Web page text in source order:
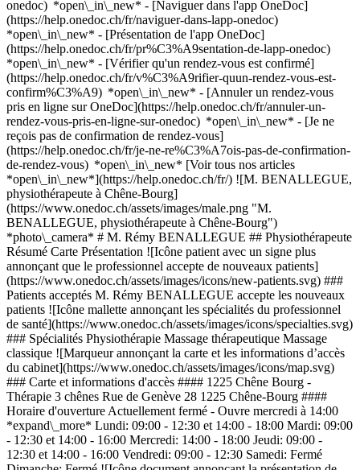
onedoc) *open\_in\_new* - [Naviguer dans l'app OneDoc]
(https://help.onedoc.ch/fr/naviguer-dans-lapp-onedoc)
*open\_in\_new* - [Présentation de l'app OneDoc]
(https://help.onedoc.ch/fr/pr%C3%A9sentation-de-lapp-onedoc)
*open\_in\_new* - [Vérifier qu'un rendez-vous est confirmé]
(https://help.onedoc.ch/fr/v%C3%A9rifier-quun-rendez-vous-est-
confirm%C3%A9) *open\_in\_new* - [Annuler un rendez-vous
pris en ligne sur OneDoc](https://help.onedoc.ch/fr/annuler-un-
rendez-vous-pris-en-ligne-sur-onedoc) *open\_in\_new* - [Je ne
reçois pas de confirmation de rendez-vous]
(https://help.onedoc.ch/fr/je-ne-re%C3%A7ois-pas-de-confirmation-
de-rendez-vous) *open\_in\_new* [Voir tous nos articles
*open\_in\_new*](https://help.onedoc.ch/fr/) ![M. BENALLEGUE,
physiothérapeute à Chêne-Bourg]
(https://www.onedoc.ch/assets/images/male.png "M.
BENALLEGUE, physiothérapeute à Chêne-Bourg")
*photo\_camera* # M. Rémy BENALLEGUE ## Physiothérapeute
Résumé Carte Présentation ![Icône patient avec un signe plus
annonçant que le professionnel accepte de nouveaux patients]
(https://www.onedoc.ch/assets/images/icons/new-patients.svg) ###
Patients acceptés M. Rémy BENALLEGUE accepte les nouveaux
patients ![Icône mallette annonçant les spécialités du professionnel
de santé](https://www.onedoc.ch/assets/images/icons/specialties.svg)
### Spécialités Physiothérapie Massage thérapeutique Massage
classique ![Marqueur annonçant la carte et les informations d’accès
du cabinet](https://www.onedoc.ch/assets/images/icons/map.svg)
### Carte et informations d'accès #### 1225 Chêne Bourg -
Thérapie 3 chênes Rue de Genève 28 1225 Chêne-Bourg ####
Horaire d'ouverture Actuellement fermé - Ouvre mercredi à 14:00
*expand\_more* Lundi: 09:00 - 12:30 et 14:00 - 18:00 Mardi: 09:00
- 12:30 et 14:00 - 16:00 Mercredi: 14:00 - 18:00 Jeudi: 09:00 -
12:30 et 14:00 - 16:00 Vendredi: 09:00 - 12:30 Samedi: Fermé